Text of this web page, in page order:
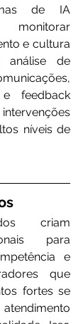
de IA
e cultura
análise de
feedback
níveis de
criam
para
e
que
fortes se